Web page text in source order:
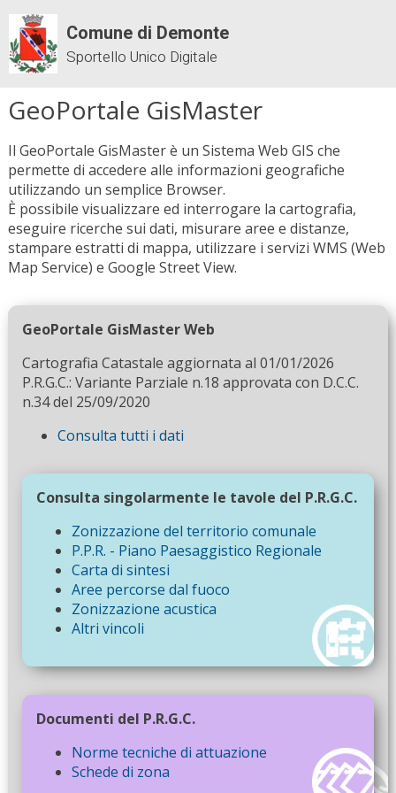
Comune di Demonte
Sportello Unico Digitale
GeoPortale GisMaster
Il GeoPortale GisMaster è un Sistema Web GIS che
permette di accedere alle informazioni geografiche
utilizzando un semplice Browser.
È possibile visualizzare ed interrogare la cartografia,
eseguire ricerche sui dati, misurare aree e distanze,
stampare estratti di mappa, utilizzare i servizi WMS (Web
Map Service) e Google Street View.
GeoPortale GisMaster Web
Cartografia Catastale aggiornata al 01/01/2026
P.R.G.C.: Variante Parziale n.18 approvata con D.C.C.
n.34 del 25/09/2020
Consulta tutti i dati
Consulta singolarmente le tavole del P.R.G.C.
Zonizzazione del territorio comunale
P.P.R. - Piano Paesaggistico Regionale
Carta di sintesi
Aree percorse dal fuoco
Zonizzazione acustica
Altri vincoli
Documenti del P.R.G.C.
Norme tecniche di attuazione
Schede di zona